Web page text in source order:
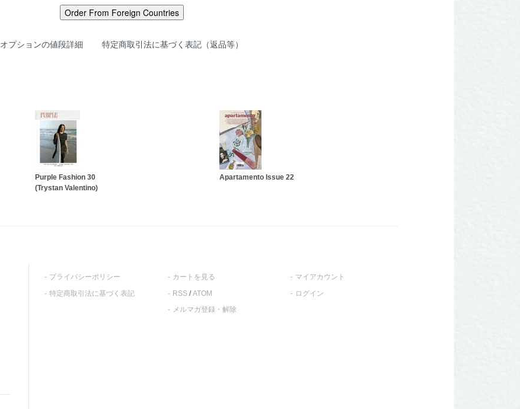
オプションの値段詳細 特定商取引法に基づく表記（返品等）
Purple Fashion 30
(Trystan Valentino)
Apartamento Issue 22
プライバシーポリシー
特定商取引法に基づく表記
カートを見る
RSS/ATOM
メルマガ登録・解除
マイアカウント
ログイン